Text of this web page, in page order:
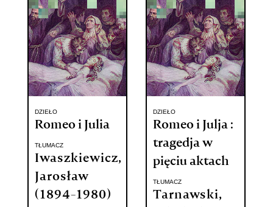
DZIEŁO
Romeo i Julia
TŁUMACZ
Iwaszkiewicz,
Jarosław
(1894-1980)
DZIEŁO
Romeo i Julja :
tragedja w
pięciu aktach
TŁUMACZ
Tarnawski,